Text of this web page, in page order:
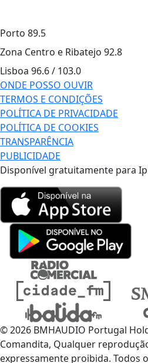
Porto 89.5
Zona Centro e Ribatejo 92.8
Lisboa 96.6 / 103.0
ONDE POSSO OUVIR
TERMOS E CONDIÇÕES
POLÍTICA DE PRIVACIDADE
POLÍTICA DE COOKIES
TRANSPARÊNCIA
PUBLICIDADE
Disponível gratuitamente para
© 2026 BMHAUDIO Portugal
Comandita, Qualquer
expressamente proibida. Todos